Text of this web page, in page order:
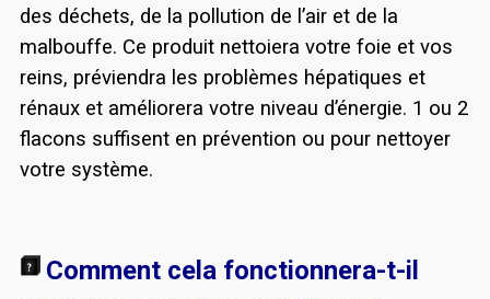
des déchets, de la pollution de l’air et de la
malbouffe. Ce produit nettoiera votre foie et vos
reins, préviendra les problèmes hépatiques et
rénaux et améliorera votre niveau d’énergie. 1 ou 2
flacons suffisent en prévention ou pour nettoyer
votre système.
Comment cela fonctionnera-t-il